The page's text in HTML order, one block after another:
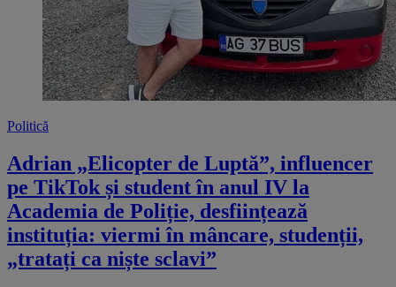
Politică
Adrian „Elicopter de Luptă”, influencer
pe TikTok și student în anul IV la
Academia de Poliție, desființează
instituția: viermi în mâncare, studenții,
„tratați ca niște sclavi”